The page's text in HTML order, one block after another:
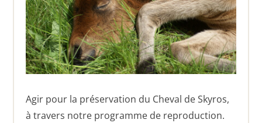
Agir pour la préservation du Cheval de Skyros,
à travers notre programme de reproduction.